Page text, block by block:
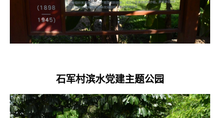
石军村滨水党建主题公园